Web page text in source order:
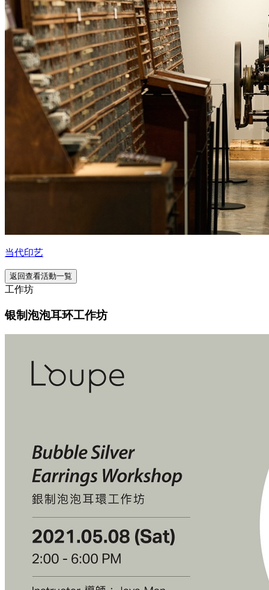
当代印艺
返回查看活動一覧
工作坊
银制泡泡耳环工作坊